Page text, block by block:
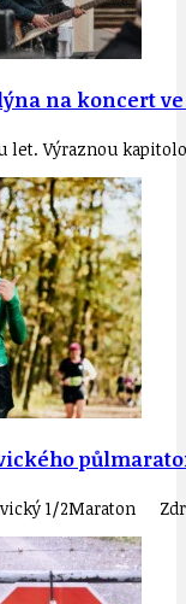
na koncert
let. Výraznou
1/2Maraton